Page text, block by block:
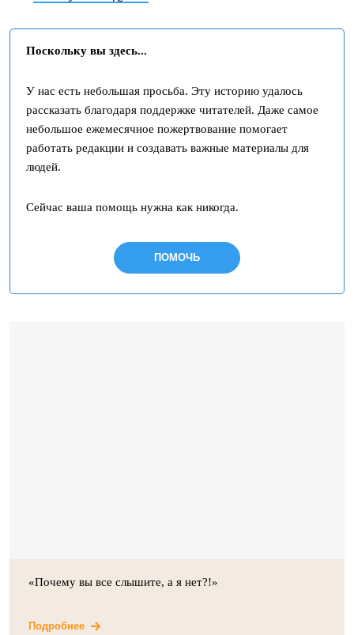
Поскольку вы здесь...
У нас есть небольшая просьба. Эту историю удалось
рассказать благодаря поддержке читателей. Даже самое
небольшое ежемесячное пожертвование помогает
работать редакции и создавать важные материалы для
людей.
Сейчас ваша помощь нужна как никогда.
ПОМОЧЬ
«Почему вы все слышите, а я нет?!»
Подробнее